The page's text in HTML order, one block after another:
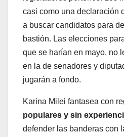
casi como una declaración
a buscar candidatos para
bastión. Las elecciones
que se harían en mayo, no
en la de senadores y
jugarán a fondo.
Karina Milei fantasea con
populares y sin
defender las banderas con